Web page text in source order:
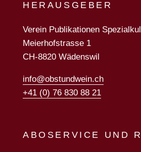
HERAUSGEBER
Verein Publikationen
Meierhofstrasse 1
CH-8820 Wädenswil
info@obstundwein.ch
+41 (0) 76 830 88 21
ABOSERVICE UND